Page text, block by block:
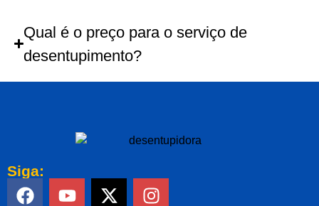
Qual é o preço para o serviço de
desentupimento?
Siga: